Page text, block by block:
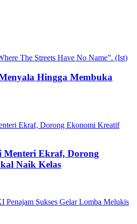
Hingga Membuka
Menteri Ekraf, Dorong
Naik Kelas